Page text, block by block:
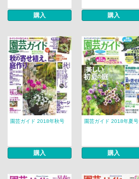
購入 購入
園芸ガイド 2018年秋号
購入
園芸ガイド 2018年夏号
購入